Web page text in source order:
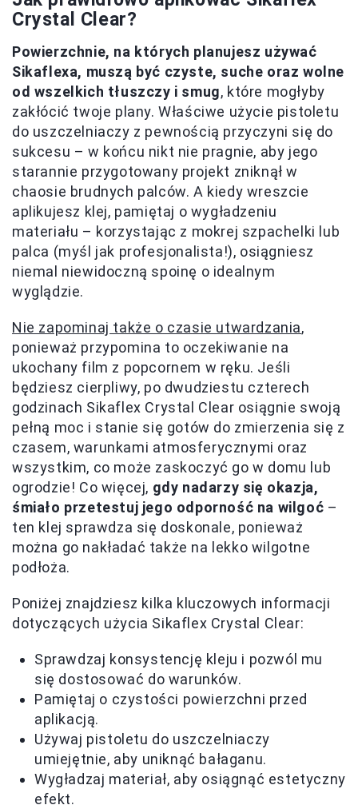
Crystal Clear?
Powierzchnie, na których planujesz używać
Sikaflexa, muszą być czyste, suche oraz wolne
od wszelkich tłuszczy i smug, które mogłyby
zakłócić twoje plany. Właściwe użycie pistoletu
do uszczelniaczy z pewnością przyczyni się do
sukcesu – w końcu nikt nie pragnie, aby jego
starannie przygotowany projekt zniknął w
chaosie brudnych palców. A kiedy wreszcie
aplikujesz klej, pamiętaj o wygładzeniu
materiału – korzystając z mokrej szpachelki lub
palca (myśl jak profesjonalista!), osiągniesz
niemal niewidoczną spoinę o idealnym
wyglądzie.
Nie zapominaj także o czasie utwardzania,
ponieważ przypomina to oczekiwanie na
ukochany film z popcornem w ręku. Jeśli
będziesz cierpliwy, po dwudziestu czterech
godzinach Sikaflex Crystal Clear osiągnie swoją
pełną moc i stanie się gotów do zmierzenia się z
czasem, warunkami atmosferycznymi oraz
wszystkim, co może zaskoczyć go w domu lub
ogrodzie! Co więcej, gdy nadarzy się okazja,
śmiało przetestuj jego odporność na wilgoć –
ten klej sprawdza się doskonale, ponieważ
można go nakładać także na lekko wilgotne
podłoża.
Poniżej znajdziesz kilka kluczowych informacji
dotyczących użycia Sikaflex Crystal Clear:
Sprawdzaj konsystencję kleju i pozwól mu
się dostosować do warunków.
Pamiętaj o czystości powierzchni przed
aplikacją.
Używaj pistoletu do uszczelniaczy
umiejętnie, aby uniknąć bałaganu.
Wygładzaj materiał, aby osiągnąć estetyczny
efekt.